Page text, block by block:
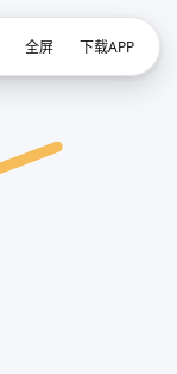
全屏 下载APP